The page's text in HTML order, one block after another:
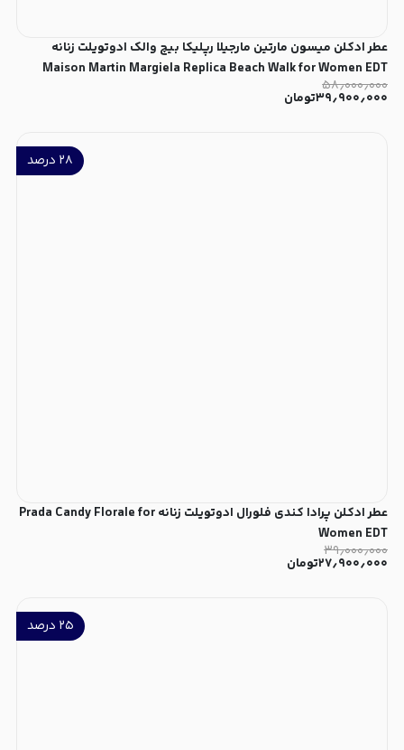
عطر ادکلن میسون مارتین مارجیلا رپلیکا بیچ والک ادوتویلت زنانه
Maison Martin Margiela Replica Beach Walk for Women EDT
۵۸٫۰۰۰٫۰۰۰
۳۹٫۹۰۰٫۰۰۰تومان
۲۸ درصد
عطر ادکلن پرادا کندی فلورال ادوتویلت زنانه Prada Candy Florale for
Women EDT
۳۹٫۰۰۰٫۰۰۰
۲۷٫۹۰۰٫۰۰۰تومان
۲۵ درصد